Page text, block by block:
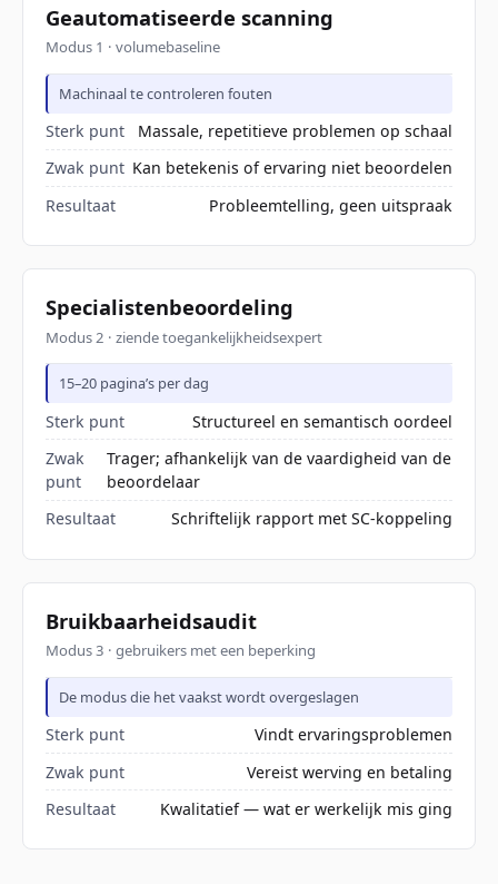
Geautomatiseerde scanning
Modus 1 · volumebaseline
Machinaal te controleren fouten
Sterk punt
Massale, repetitieve problemen op schaal
Zwak punt Kan betekenis of ervaring niet beoordelen
Resultaat
Probleemtelling, geen uitspraak
Specialistenbeoordeling
Modus 2 · ziende toegankelijkheidsexpert
15–20 pagina’s per dag
Sterk punt
Structureel en semantisch oordeel
Zwak
punt
Trager; afhankelijk van de vaardigheid van de
beoordelaar
Resultaat
Schriftelijk rapport met SC-koppeling
Bruikbaarheidsaudit
Modus 3 · gebruikers met een beperking
De modus die het vaakst wordt overgeslagen
Sterk punt
Vindt ervaringsproblemen
Zwak punt
Vereist werving en betaling
Resultaat
Kwalitatief — wat er werkelijk mis ging